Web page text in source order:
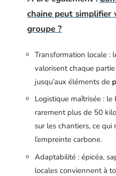
chaine peut simplifier
groupe ?
Transformation locale :
valorisent chaque
jusqu’aux éléments de
Logistique maîtrisée : le
rarement plus de 50
sur les chantiers, ce
l’empreinte carbone.
Adaptabilité : épicéa,
locales conviennent à